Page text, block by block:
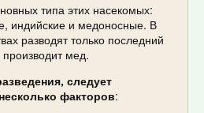
типа этих насекомых:
индийские и медоносные. В
разводят только последний
мед.
следует
факторов: